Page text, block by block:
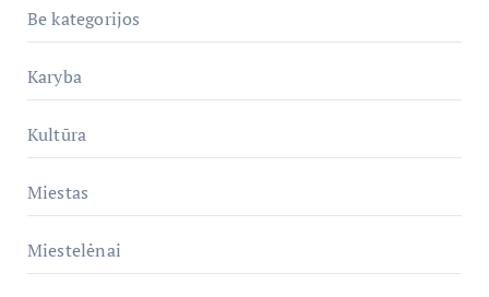
Be kategorijos
Karyba
Kultūra
Miestas
Miestelėnai